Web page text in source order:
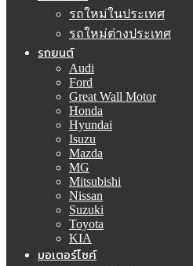
รถใหม่ในประเทศ
รถใหม่ต่างประเทศ
รถยนต์
Audi
Ford
Great Wall Motor
Honda
Hyundai
Isuzu
Mazda
MG
Mitsubishi
Nissan
Suzuki
Toyota
KIA
มอเตอร์ไซค์